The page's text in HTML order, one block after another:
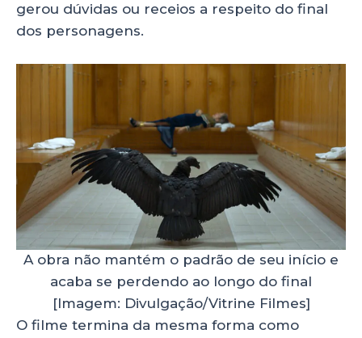
gerou dúvidas ou receios a respeito do final
dos personagens.
A obra não mantém o padrão de seu início e
acaba se perdendo ao longo do final
[Imagem: Divulgação/Vitrine Filmes]
O filme termina da mesma forma como